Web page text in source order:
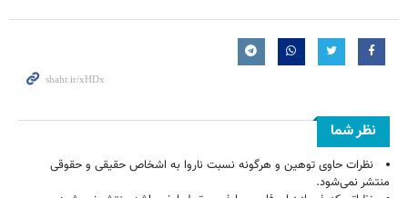
نظر شما
نظرات حاوی توهین و هرگونه نسبت ناروا به اشخاص حقیقی و حقوقی
منتشر نمی‌شود.